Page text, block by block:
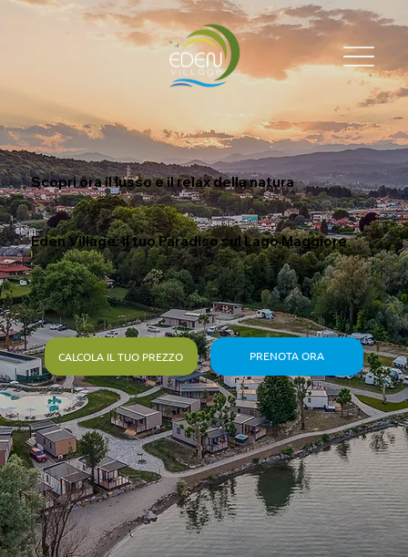
Scopri ora il lusso e il relax della natura
Eden Village: il tuo Paradiso sul Lago Maggiore
CALCOLA IL TUO PREZZO PRENOTA ORA